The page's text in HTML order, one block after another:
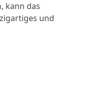
kann das
und